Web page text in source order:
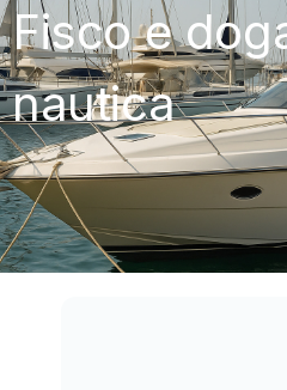
Fisco e
nautica